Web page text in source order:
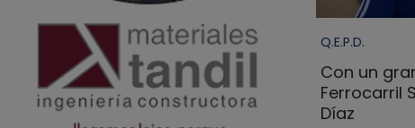
Q.E.P.D.
Con un
Ferrocarril
Díaz